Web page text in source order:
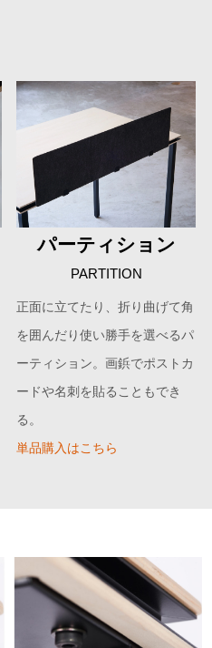
パーティション
PARTITION
正面に立てたり、折り曲げて角
を囲んだり使い勝手を選べるパ
ーティション。画鋲でポストカ
ードや名刺を貼ることもでき
る。
単品購入はこちら